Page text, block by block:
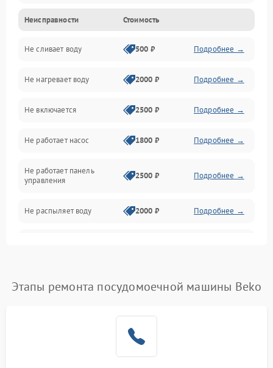
Управление
Электропитание
Датчики
Нагрев
Вода
Гигиена
Программное обеспечение
Неисправности Стоимость
Не сливает воду 500 ₽ Подробнее →
Не нагревает воду 2000 ₽ Подробнее →
Не включается 2500 ₽ Подробнее →
Не работает насос 1800 ₽ Подробнее →
Не работает панель
управления
2500 ₽ Подробнее →
Не распыляет воду 2000 ₽ Подробнее →
воды
1800 ₽ Подробнее →
Этапы ремонта посудомоечной машины Beko